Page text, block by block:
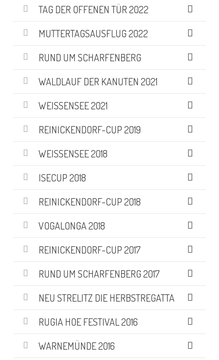
TAG DER OFFENEN TÜR 2022
MUTTERTAGSAUSFLUG 2022
RUND UM SCHARFENBERG
WALDLAUF DER KANUTEN 2021
WEISSENSEE 2021
REINICKENDORF-CUP 2019
WEISSENSEE 2018
ISECUP 2018
REINICKENDORF-CUP 2018
VOGALONGA 2018
REINICKENDORF-CUP 2017
RUND UM SCHARFENBERG 2017
NEU STRELITZ DIE HERBSTREGATTA
RUGIA HOE FESTIVAL 2016
WARNEMÜNDE 2016